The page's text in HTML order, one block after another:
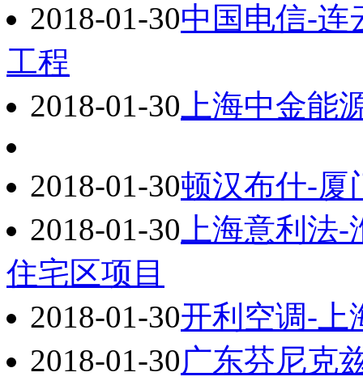
2018-01-30中国电信-连
工程
2018-01-30 上海中金能
2018-01-30顿汉布什-厦
2018-01-30 上海意利法
住宅区项目
2018-01-30开利空调-上
2018-01-30广东芬尼克